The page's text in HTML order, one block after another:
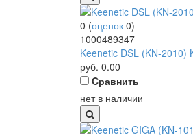
0 (оценок 0)
1000489347
Keenetic DSL (KN-2010)
руб. 0.00
Cравнить
нет в наличии